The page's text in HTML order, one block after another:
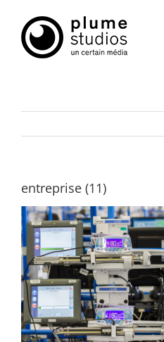
contenu
entreprise (11)